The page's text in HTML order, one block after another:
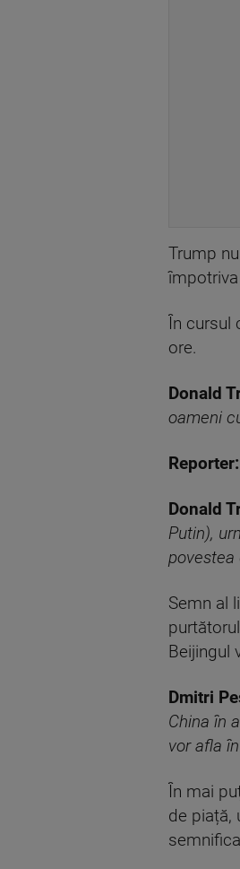
Trump
împotriva
În
ore.
Donald
oameni
Reporter:
Donald
Putin),
povestea
Semn al
Beijingul
Dmitri
China în
vor afla
În mai
de piață,